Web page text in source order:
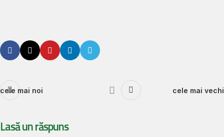
cele mai noi cele mai vechi
Lasă un răspuns